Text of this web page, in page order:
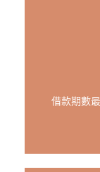
借款期數